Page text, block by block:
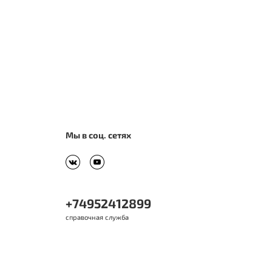
Мы в соц. сетях
+74952412899
справочная служба